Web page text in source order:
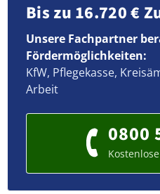
Bis zu 16.720 €
Unsere Fachpartner
Fördermöglichkeiten:
KfW, Pflegekasse,
Arbeit
0800